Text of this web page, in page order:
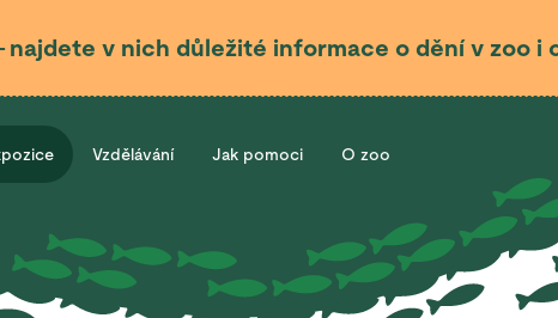
najdete v nich důležité informace o dění v zoo i
Vzdělávání Jak pomoci O zoo